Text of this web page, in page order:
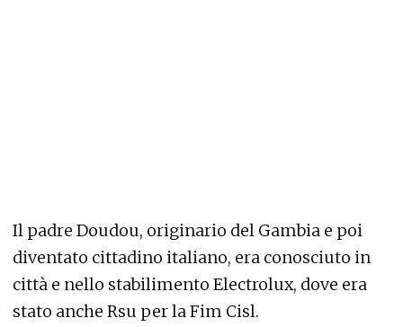
Il padre Doudou, originario del Gambia e poi
diventato cittadino italiano, era conosciuto in
città e nello stabilimento Electrolux, dove era
stato anche Rsu per la Fim Cisl.